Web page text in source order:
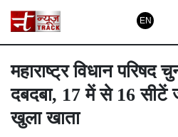
EN
महाराष्ट्र विधान परिषद
दबदबा, 17 में से 16 सीटें
खुला खाता